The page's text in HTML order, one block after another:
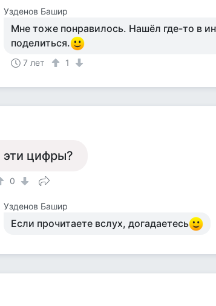
Узденов Башир
Мне тоже понравилось. Нашёл где-то в
поделиться.
7 лет 1
эти цифры?
0
Узденов Башир
Если прочитаете вслух, догадаетесь